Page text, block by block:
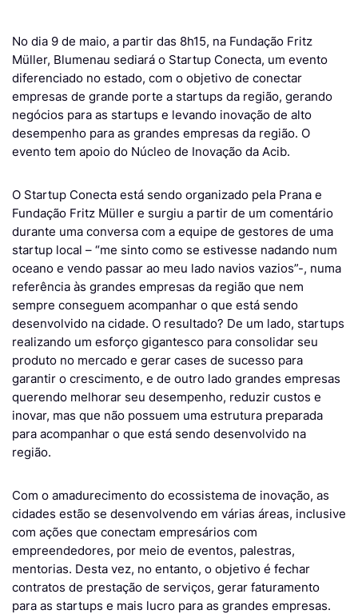
No dia 9 de maio, a partir das 8h15, na Fundação Fritz
Müller, Blumenau sediará o Startup Conecta, um evento
diferenciado no estado, com o objetivo de conectar
empresas de grande porte a startups da região, gerando
negócios para as startups e levando inovação de alto
desempenho para as grandes empresas da região. O
evento tem apoio do Núcleo de Inovação da Acib.
O Startup Conecta está sendo organizado pela Prana e
Fundação Fritz Müller e surgiu a partir de um comentário
durante uma conversa com a equipe de gestores de uma
startup local – “me sinto como se estivesse nadando num
oceano e vendo passar ao meu lado navios vazios”-, numa
referência às grandes empresas da região que nem
sempre conseguem acompanhar o que está sendo
desenvolvido na cidade. O resultado? De um lado, startups
realizando um esforço gigantesco para consolidar seu
produto no mercado e gerar cases de sucesso para
garantir o crescimento, e de outro lado grandes empresas
querendo melhorar seu desempenho, reduzir custos e
inovar, mas que não possuem uma estrutura preparada
para acompanhar o que está sendo desenvolvido na
região.
Com o amadurecimento do ecossistema de inovação, as
cidades estão se desenvolvendo em várias áreas, inclusive
com ações que conectam empresários com
empreendedores, por meio de eventos, palestras,
mentorias. Desta vez, no entanto, o objetivo é fechar
contratos de prestação de serviços, gerar faturamento
para as startups e mais lucro para as grandes empresas.